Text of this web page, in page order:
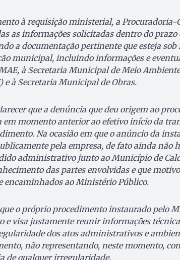
à requisição ministerial, a
as informações solicitadas dentro do prazo
a documentação pertinente que esteja
municipal, incluindo informações e
à Secretaria Municipal de Meio
e à Secretaria Municipal de Obras.
que a denúncia que deu origem ao
em momento anterior ao efetivo início da
Na ocasião em que o anúncio da
pela empresa, de fato ainda não
administrativo junto ao Município de
das partes envolvidas e que
encaminhados ao Ministério Público.
o próprio procedimento instaurado pelo
e visa justamente reunir informações
dos atos administrativos e
não representando, neste momento,
de qualquer irregularidade.